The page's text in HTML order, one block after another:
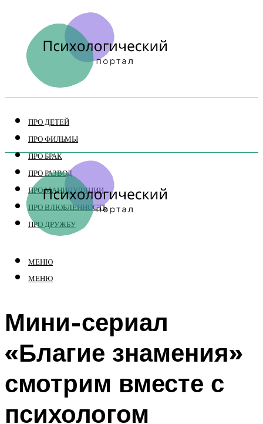
ПРО ДЕТЕЙ
ПРО ФИЛЬМЫ
ПРО БРАК
ПРО РАЗВОД
ПРО МАНИПУЛЯЦИИ
ПРО ВЛЮБЛЕННОСТЬ
ПРО ДРУЖБУ
МЕНЮ
МЕНЮ
Мини-сериал
«Благие знамения»
смотрим вместе с
психологом